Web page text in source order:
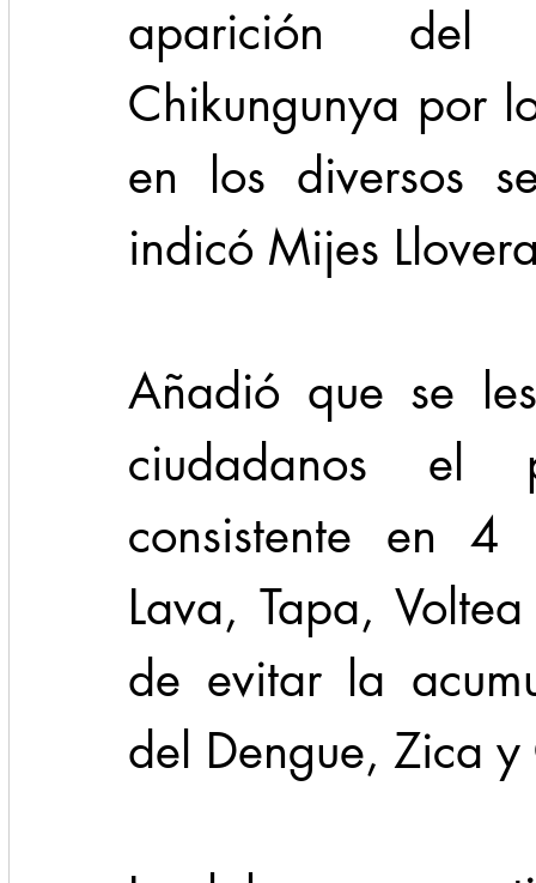
aparición
Chikungunya por
en los diversos
indicó Mijes
Añadió que se
ciudadanos el
consistente en 4
Lava, Tapa,
de evitar la
del Dengue, Zica